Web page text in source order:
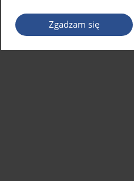
Zgadzam się